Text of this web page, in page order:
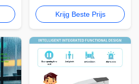
reclamebarrièrepoort met blad,
een motor van 200 W, instelbare
snelheid van 3-6 s, armopties
obstakelterugslag, vertraagde
sluiting en optionele
supercondensator-
uitschakelarmheffing.
Krijg Beste Prijs